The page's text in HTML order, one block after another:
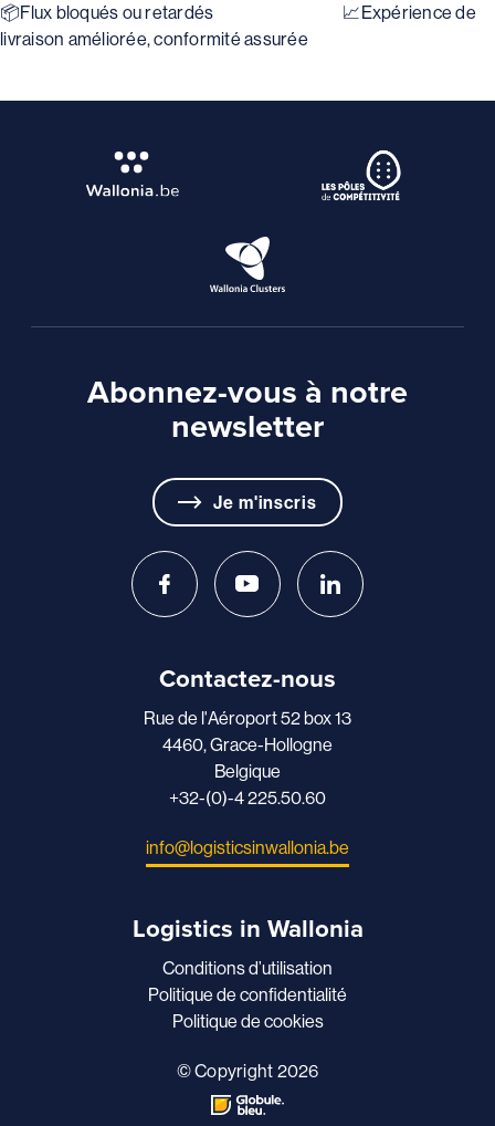
📦Flux bloqués ou retardés 📈Expérience de
livraison améliorée, conformité assurée
Abonnez-vous à notre
newsletter
Je m'inscris
Contactez-nous
Rue de l'Aéroport 52 box 13
4460, Grace-Hollogne
Belgique
+32-(0)-4 225.50.60
info@logisticsinwallonia.be
Logistics in Wallonia
Conditions d’utilisation
Politique de confidentialité
Politique de cookies
© Copyright 2026